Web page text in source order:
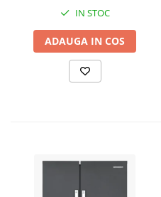
IN STOC
ADAUGA IN COS